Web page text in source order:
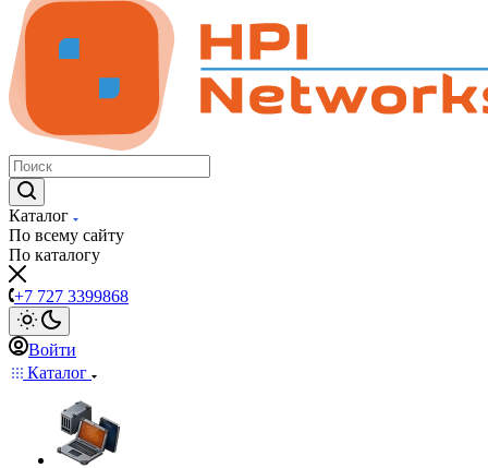
Каталог
По всему сайту
По каталогу
+7 727 3399868
Войти
Каталог